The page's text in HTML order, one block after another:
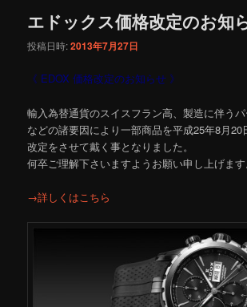
エドックス価格改定のお知
投稿日時:2013年7月27日
《 EDOX 価格改定のお知らせ 》
輸入為替通貨のスイスフラン高、製造に伴う
などの諸要因により一部商品を平成25年8月20
改定をさせて戴く事となりました。
何卒ご理解下さいますようお願い申し上げます
→詳しくはこちら